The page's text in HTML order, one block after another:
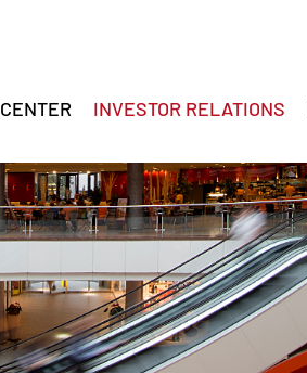
INVESTOR RELATIONS